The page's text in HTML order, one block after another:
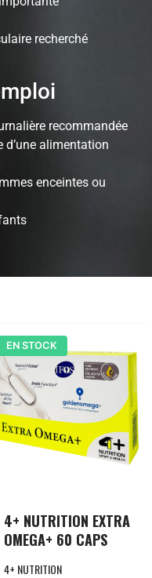
recherché
recommandée
d’une alimentation
enceintes ou
EN STOCK
4+ NUTRITION EXTRA
OMEGA+ 60 CAPS
4+ NUTRITION